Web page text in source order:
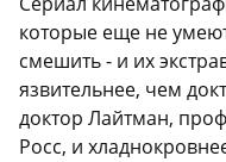
которые еще не
смешить - и их
язвительнее, чем
доктор Лайтман,
Росс, и